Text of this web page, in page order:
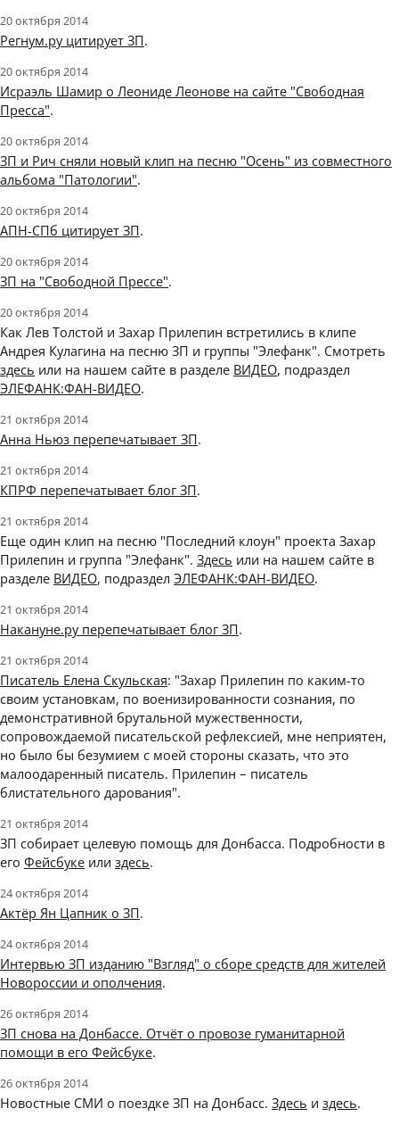
20 октября 2014
Регнум.ру цитирует ЗП.
20 октября 2014
Исраэль Шамир о Леониде Леонове на сайте "Свободная
Пресса".
20 октября 2014
ЗП и Рич сняли новый клип на песню "Осень" из совместного
альбома "Патологии".
20 октября 2014
АПН-СПб цитирует ЗП.
20 октября 2014
ЗП на "Свободной Прессе".
20 октября 2014
Как Лев Толстой и Захар Прилепин встретились в клипе
Андрея Кулагина на песню ЗП и группы "Элефанк". Смотреть
здесь или на нашем сайте в разделе ВИДЕО, подраздел
ЭЛЕФАНК:ФАН-ВИДЕО.
21 октября 2014
Анна Ньюз перепечатывает ЗП.
21 октября 2014
КПРФ перепечатывает блог ЗП.
21 октября 2014
Еще один клип на песню "Последний клоун" проекта Захар
Прилепин и группа "Элефанк". Здесь или на нашем сайте в
разделе ВИДЕО, подраздел ЭЛЕФАНК:ФАН-ВИДЕО.
21 октября 2014
Накануне.ру перепечатывает блог ЗП.
21 октября 2014
Писатель Елена Скульская: "Захар Прилепин по каким-то
своим установкам, по военизированности сознания, по
демонстративной брутальной мужественности,
сопровождаемой писательской рефлексией, мне неприятен,
но было бы безумием с моей стороны сказать, что это
малоодаренный писатель. Прилепин – писатель
блистательного дарования".
21 октября 2014
ЗП собирает целевую помощь для Донбасса. Подробности в
его Фейсбуке или здесь.
24 октября 2014
Актёр Ян Цапник о ЗП.
24 октября 2014
Интервью ЗП изданию "Взгляд" о сборе средств для жителей
Новороссии и ополчения.
26 октября 2014
ЗП снова на Донбассе. Отчёт о провозе гуманитарной
помощи в его Фейсбуке.
26 октября 2014
Новостные СМИ о поездке ЗП на Донбасс. Здесь и здесь.